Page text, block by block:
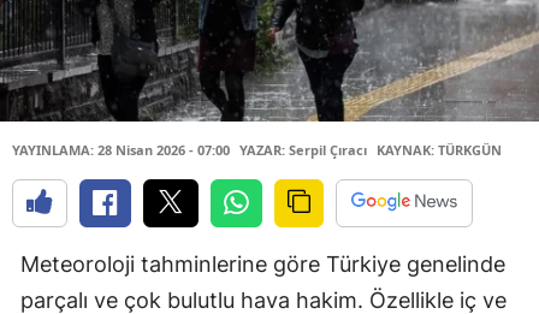
YAYINLAMA: 28 Nisan 2026 - 07:00 YAZAR: Serpil Çıracı KAYNAK: TÜRKGÜN
Meteoroloji tahminlerine göre Türkiye genelinde
parçalı ve çok bulutlu hava hakim. Özellikle iç ve